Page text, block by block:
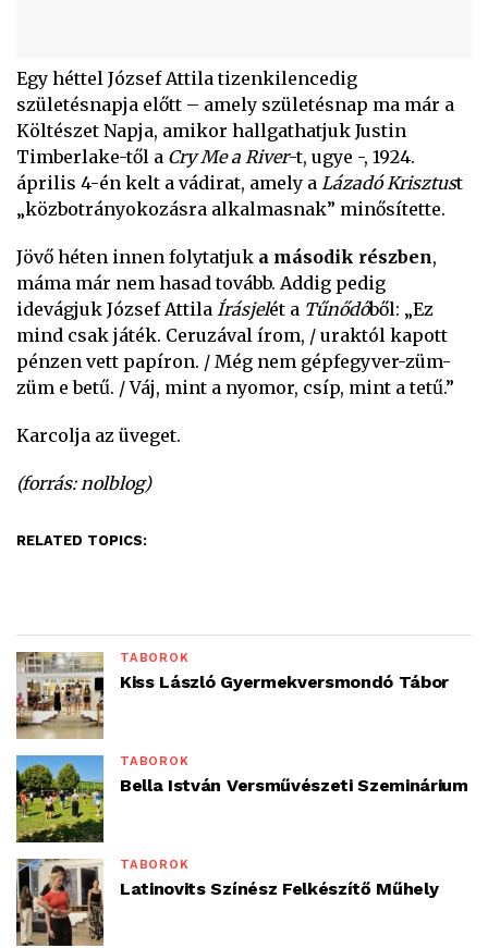
Egy héttel József Attila tizenkilencedig
születésnapja előtt – amely születésnap ma már a
Költészet Napja, amikor hallgathatjuk Justin
Timberlake-től a Cry Me a River-t, ugye -, 1924.
április 4-én kelt a vádirat, amely a Lázadó Krisztust
„közbotrányokozásra alkalmasnak” minősítette.
Jövő héten innen folytatjuk a második részben,
máma már nem hasad tovább. Addig pedig
idevágjuk József Attila Írásjelét a Tűnődőből: „Ez
mind csak játék. Ceruzával írom, / uraktól kapott
pénzen vett papíron. / Még nem gépfegyver-züm-
züm e betű. / Váj, mint a nyomor, csíp, mint a tetű.”
Karcolja az üveget.
(forrás: nolblog)
RELATED TOPICS:
TÁBOROK
Kiss László Gyermekversmondó Tábor
TÁBOROK
Bella István Versművészeti Szeminárium
TÁBOROK
Latinovits Színész Felkészítő Műhely